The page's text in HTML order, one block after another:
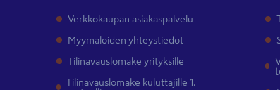
Verkkokaupan asiakaspalvelu
Myymälöiden yhteystiedot
Tilinavauslomake yrityksille
Tilinavauslomake kuluttajille 1.